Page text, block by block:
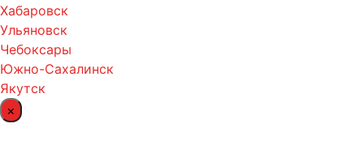
Хабаровск
Ульяновск
Чебоксары
Южно-Сахалинск
Якутск
×